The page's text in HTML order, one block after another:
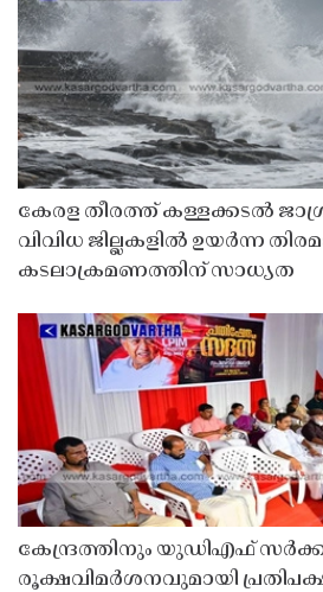
കേരള തീരത്ത് കള്ളക്കടൽ
വിവിധ ജില്ലകളിൽ ഉയർന്ന
കടലാക്രമണത്തിന് സാധ്യത
കേന്ദ്രത്തിനും യുഡിഎഫ്
രൂക്ഷവിമർശനവുമായി